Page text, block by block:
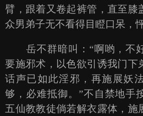
臂，跟着又卷起裤管，直至膝
众男弟子无不看得目瞪口呆，
岳不群暗叫：“啊哟，不
要施邪术，以色欲引诱我门下
话声已如此淫邪，再施展妖
够，必难抵御。”不自禁地手
五仙教教徒倘若解衣露体，施